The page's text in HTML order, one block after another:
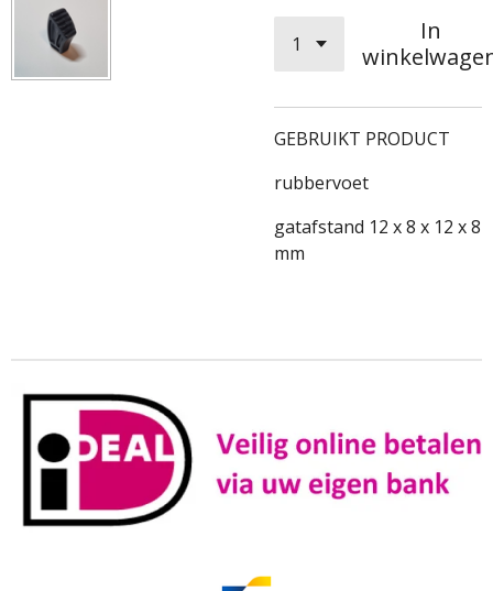
In
GEBRUIKT PRODUCT
rubbervoet
gatafstand 12 x 8 x 12 x 8
mm